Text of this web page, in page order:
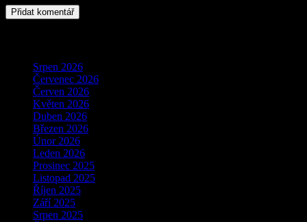
Srpen 2026
Červenec 2026
Červen 2026
Květen 2026
Duben 2026
Březen 2026
Únor 2026
Leden 2026
Prosinec 2025
Listopad 2025
Říjen 2025
Září 2025
Srpen 2025